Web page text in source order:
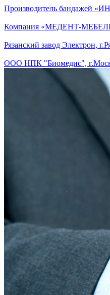
Производитель бандажей
Компания «МЕДЕНТ-
Рязанский завод Электрон,
ООО НПК "Биомедис",